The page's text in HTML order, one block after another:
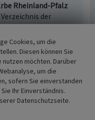
Rheinland-Pfalz
der
Koblenz.
Koblenz, 2. Juni
Cookies, um die
Diesen können Sie
möchten. Darüber
um die
sofern Sie einverstanden
Ihr Einverständnis.
Datenschutzseite.